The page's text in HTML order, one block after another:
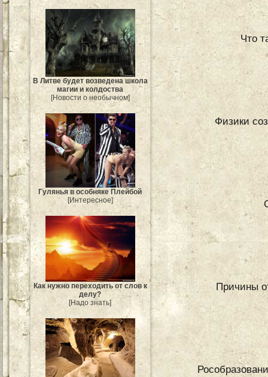
В Литве будет возведена школа
магии и колдоства
[Новости о необычном]
Гулянья в особняке Плейбой
[Интересное]
Как нужно переходить от слов к
делу?
[Надо знать]
Что
Физики
Причины